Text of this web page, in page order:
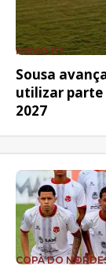
NOVO CT
Sousa
utilizar parte
2027
COPA DO